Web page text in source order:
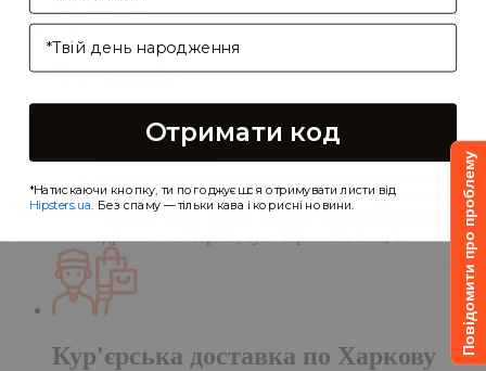
Повідомити про проблему
Самовивіз
Самовивіз дає Вам можливість оформити
замовлення на сайті, а забрати його в нашій
кав'ярні. Деталі:
протягом однієї доби після обробки замовлення;
Чекаємо Вас у гості в кав'ярні
за
Кур'єрська доставка по Харкову
Birthday
Отримати код
*Натискаючи кнопку, ти погоджуєшся отримувати листи від
Hipsters.ua. Без спаму — тільки кава і корисні новини.